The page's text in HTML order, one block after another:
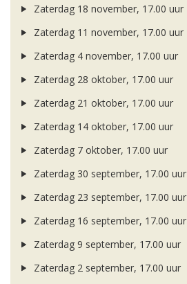
Zaterdag 18 november, 17.00 uur
Zaterdag 11 november, 17.00 uur
Zaterdag 4 november, 17.00 uur
Zaterdag 28 oktober, 17.00 uur
Zaterdag 21 oktober, 17.00 uur
Zaterdag 14 oktober, 17.00 uur
Zaterdag 7 oktober, 17.00 uur
Zaterdag 30 september, 17.00 uur
Zaterdag 23 september, 17.00 uur
Zaterdag 16 september, 17.00 uur
Zaterdag 9 september, 17.00 uur
Zaterdag 2 september, 17.00 uur